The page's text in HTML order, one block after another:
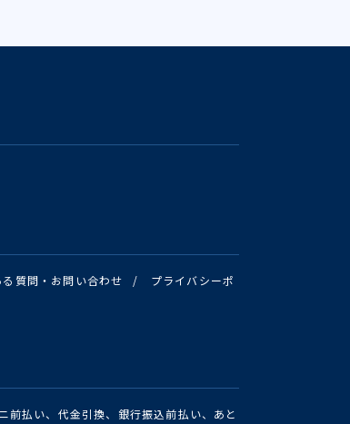
る質問・お問い合わせ /
プライバシーポ
払い、代金引換、銀行振込前払い、あと